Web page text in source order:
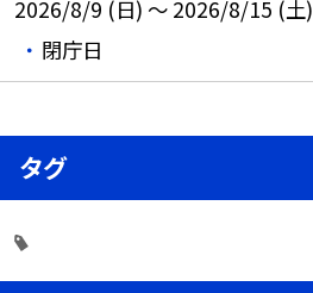
2026/8/9 (日) ～ 2026/8/15 (土)
閉庁日
タグ